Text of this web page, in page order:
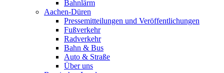
Bahnlärm
Aachen-Düren
Pressemitteilungen und Veröffentlichungen
Fußverkehr
Radverkehr
Bahn & Bus
Auto & Straße
Über uns